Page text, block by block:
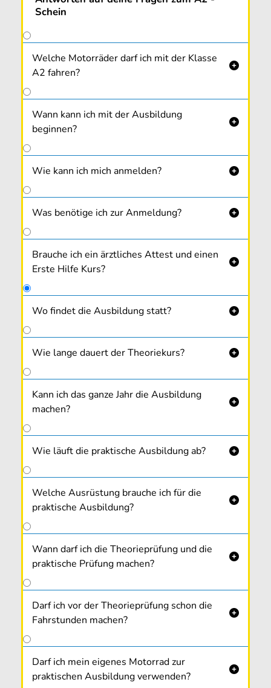
Schein
Welche Motorräder darf ich mit der Klasse
A2 fahren?

Wann kann ich mit der Ausbildung
beginnen?

Wie kann ich mich anmelden? 
Was benötige ich zur Anmeldung? 
Brauche ich ein ärztliches Attest und einen
Erste Hilfe Kurs?

Wo findet die Ausbildung statt? 
Theorie, Praxis und die Prüfungen in unserem
einzigartigen Ausbildungs­zentrum in
und ist von allen Seiten leicht erreichbar.
Wie lange dauert der Theoriekurs? 
Kann ich das ganze Jahr die Ausbildung
machen?

Wie läuft die praktische Ausbildung ab? 
Welche Ausrüstung brauche ich für die
praktische Ausbildung?

Wann darf ich die Theorieprüfung und die
praktische Prüfung machen?

Darf ich vor der Theorieprüfung schon die
Fahrstunden machen?

Darf ich mein eigenes Motorrad zur
praktischen Ausbildung verwenden?
